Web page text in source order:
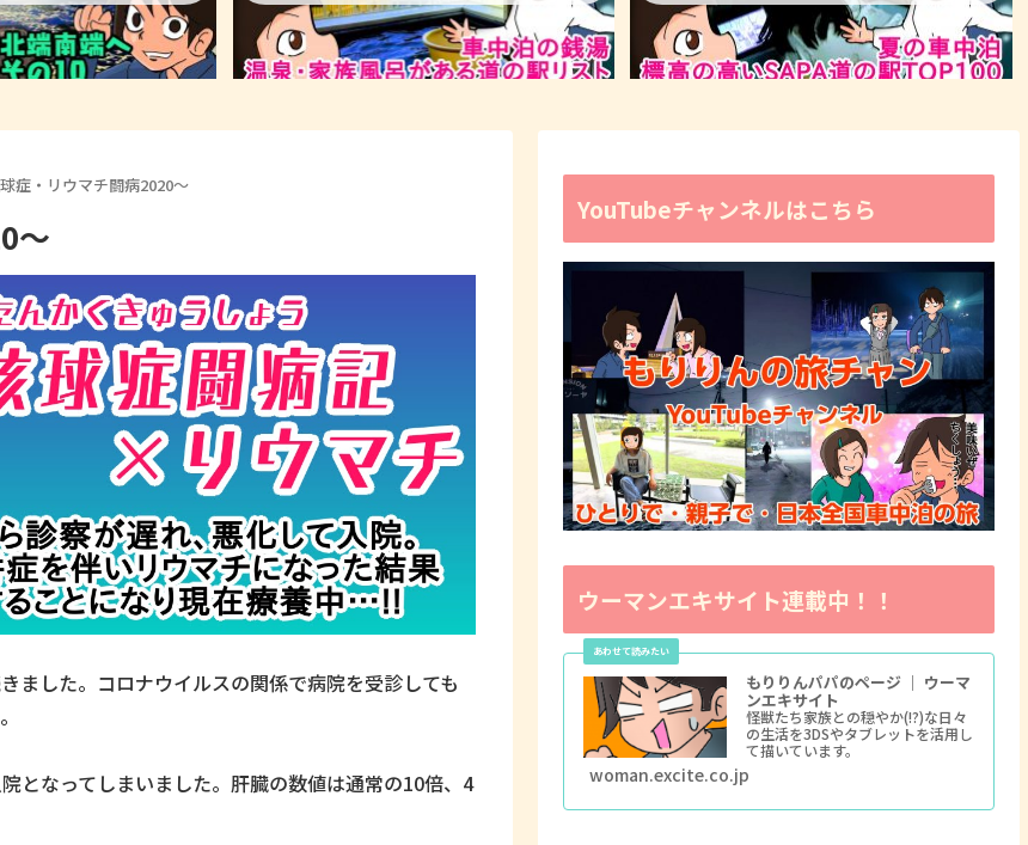
症・リウマチ闘病2020～
～
ました。コロナウイルスの関係で病院を受診しても
となってしまいました。肝臓の数値は通常の10倍、4
YouTubeチャンネルはこちら
ウーマンエキサイト連載中！！
もりりんパパのページ ｜ ウーマ
ンエキサイト
怪獣たち家族との穏やか(!?)な日々
の生活を3DSやタブレットを活用し
て描いています。
woman.excite.co.jp